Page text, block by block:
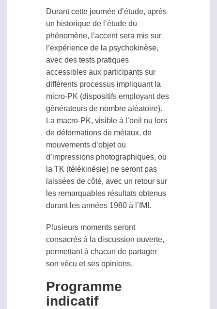
Durant cette journée d’étude, après
un historique de l’étude du
phénomène, l’accent sera mis sur
l’expérience de la psychokinèse,
avec des tests pratiques
accessibles aux participants sur
différents processus impliquant la
micro-PK (dispositifs employant des
générateurs de nombre aléatoire).
La macro-PK, visible à l’oeil nu lors
de déformations de métaux, de
mouvements d’objet ou
d’impressions photographiques, ou
la TK (télékinésie) ne seront pas
laissées de côté, avec un retour sur
les remarquables résultats obtenus
durant les années 1980 à l’IMI.
Plusieurs moments seront
consacrés à la discussion ouverte,
permettant à chacun de partager
son vécu et ses opinions.
Programme
indicatif